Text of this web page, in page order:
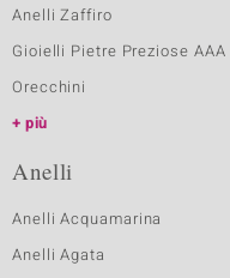
Anelli Zaffiro
Gioielli Pietre Preziose AAA
Orecchini
più
Anelli
Anelli Acquamarina
Anelli Agata